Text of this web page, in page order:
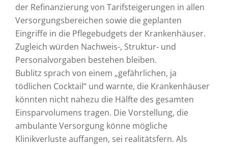
der Refinanzierung von Tarifsteigerungen in allen
Versorgungsbereichen sowie die geplanten
Eingriffe in die Pflegebudgets der Krankenhäuser.
Zugleich würden Nachweis-, Struktur- und
Personalvorgaben bestehen bleiben.
Bublitz sprach von einem „gefährlichen, ja
tödlichen Cocktail“ und warnte, die Krankenhäuser
könnten nicht nahezu die Hälfte des gesamten
Einsparvolumens tragen. Die Vorstellung, die
ambulante Versorgung könne mögliche
Klinikverluste auffangen, sei realitätsfern. Als